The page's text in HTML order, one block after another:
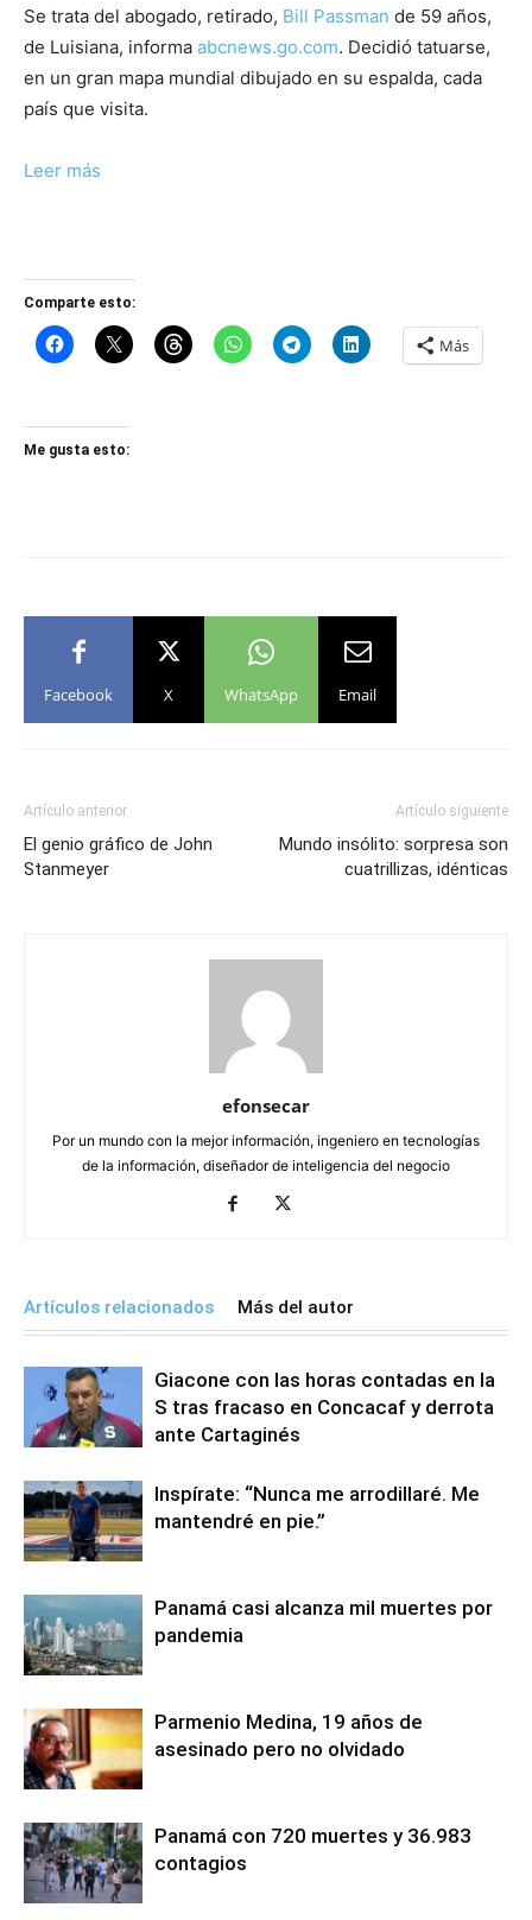
Se trata del abogado, retirado, Bill Passman de 59 años,
de Luisiana, informa abcnews.go.com. Decidió tatuarse,
en un gran mapa mundial dibujado en su espalda, cada
país que visita.
Leer más
Comparte esto:
Más
Me gusta esto:
Facebook X WhatsApp Email
Artículo anterior
El genio gráfico de John
Stanmeyer
Artículo siguiente
Mundo insólito: sorpresa son
cuatrillizas, idénticas
efonsecar
Por un mundo con la mejor información, ingeniero en tecnologías
de la información, diseñador de inteligencia del negocio
Artículos relacionados Más del autor
Giacone con las horas contadas en la
S tras fracaso en Concacaf y derrota
ante Cartaginés
Inspírate: “Nunca me arrodillaré. Me
mantendré en pie.”
Panamá casi alcanza mil muertes por
pandemia
Parmenio Medina, 19 años de
asesinado pero no olvidado
Panamá con 720 muertes y 36.983
contagios